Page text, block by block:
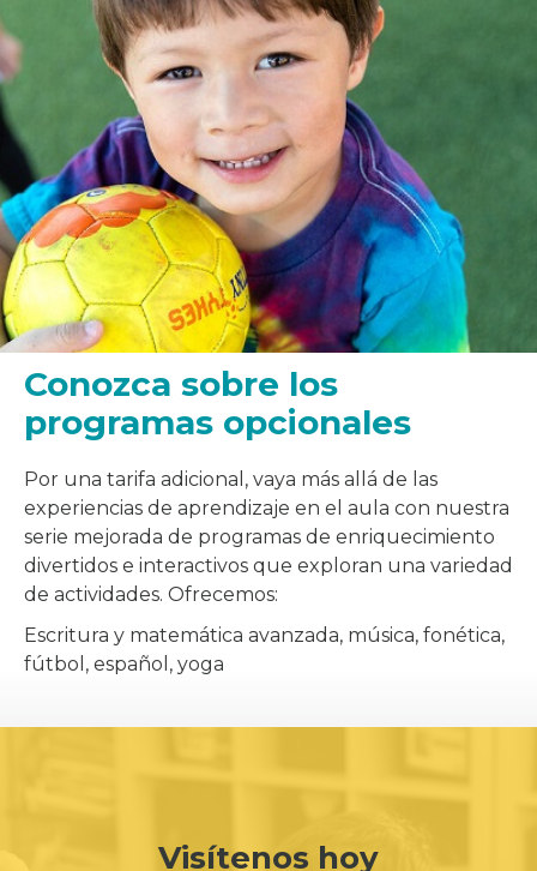
Conozca sobre los
programas opcionales
Por una tarifa adicional, vaya más allá de las
experiencias de aprendizaje en el aula con nuestra
serie mejorada de programas de enriquecimiento
divertidos e interactivos que exploran una variedad
de actividades. Ofrecemos:
Escritura y matemática avanzada, música, fonética,
fútbol, español, yoga
Visítenos hoy